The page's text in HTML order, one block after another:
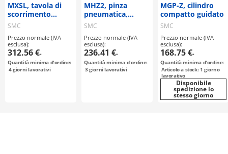
MXSL, tavola di
scorrimento
pneumatica
(simmetrica)
SMC
Prezzo normale (IVA
esclusa):
312.56 €-
Quantità minima d'ordine:
4giorni lavorativi
MHZ2, pinza
pneumatica,
modello parallelo,
standard
SMC
Prezzo normale (IVA
esclusa):
236.41 €-
Quantità minima d'ordine:
3giorni lavorativi
MGP-Z, cilindro
compatto guidato
SMC
Prezzo normale (IVA
esclusa):
168.75 €-
Quantità minima d'ordine:
Articolo a stock: 1 giorno
lavorativo
Disponibile
spedizione lo
stesso giorno